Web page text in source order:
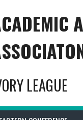
LEAGUE